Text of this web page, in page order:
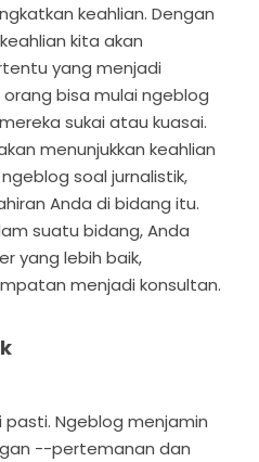
keahlian. Dengan
kita akan
yang menjadi
bisa mulai ngeblog
sukai atau kuasai.
menunjukkan keahlian
soal jurnalistik,
Anda di bidang itu.
suatu bidang, Anda
yang lebih baik,
menjadi konsultan.
pasti. Ngeblog menjamin
--pertemanan dan